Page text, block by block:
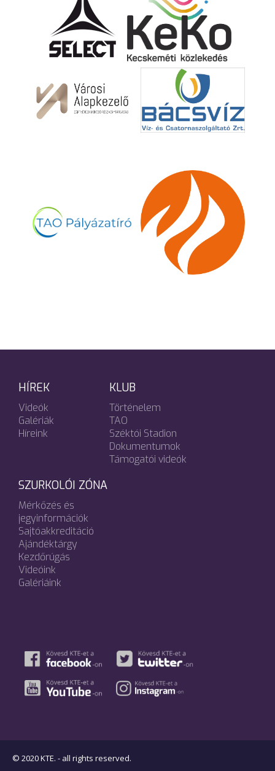
HÍREK
Videók
Galériák
Híreink
KLUB
Történelem
TAO
Széktói Stadion
Dokumentumok
Támogatói videók
SZURKOLÓI ZÓNA
Mérkőzés és
jegyinformációk
Sajtóakkreditáció
Ajándéktárgy
Kezdőrúgás
Videóink
Galériáink
© 2020 KTE. - all rights reserved.